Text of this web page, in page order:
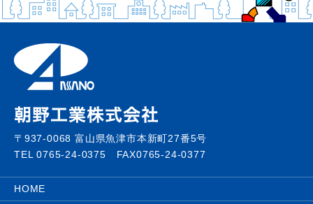
〒937-0068 富山県魚津市本新町27番5号
TEL 0765-24-0375 FAX0765-24-0377
HOME